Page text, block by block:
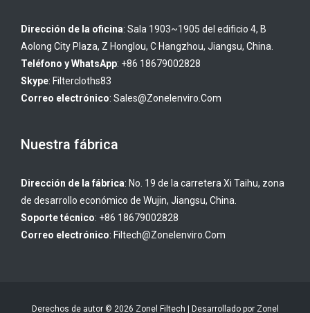
Dirección de la oficina: Sala 1903~1905 del edificio 4, B
Aolong City Plaza, Z Honglou, C Hangzhou, Jiangsu, China.
Teléfono y WhatsApp: +86 18679002828
Skype: Filtercloths83
Correo electrónico: Sales@zonelenviro.com
Nuestra fábrica
Dirección de la fábrica: No. 19 de la carretera Xi Taihu, zona
de desarrollo económico de Wujin, Jiangsu, China.
Soporte técnico: +86 18679002828
Correo electrónico: Filtech@zonelenviro.com
Derechos de autor © 2026 Zonel Filtech | Desarrollado por Zonel